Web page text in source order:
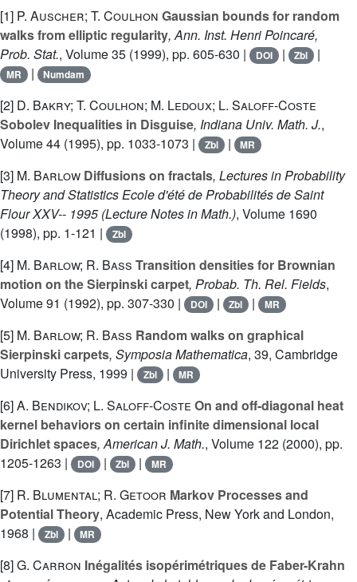
[1] P. Auscher; T. Coulhon Gaussian bounds for random
walks from elliptic regularity, Ann. Inst. Henri Poincaré,
Prob. Stat., Volume 35 (1999), pp. 605-630 | DOI | Zbl |
MR | Numdam
[2] D. Bakry; T. Coulhon; M. Ledoux; L. Saloff-Coste
Sobolev Inequalities in Disguise, Indiana Univ. Math. J.,
Volume 44 (1995), pp. 1033-1073 | Zbl | MR
[3] M. Barlow Diffusions on fractals, Lectures in Probability
Theory and Statistics Ecole d'été de Probabilités de Saint
Flour XXV-- 1995(Lecture Notes in Math.), Volume 1690
(1998), pp. 1-121 |
Zbl
[4] M. Barlow; R. Bass Transition densities for Brownian
motion on the Sierpinski carpet, Probab. Th. Rel. Fields,
Volume 91 (1992), pp. 307-330 | DOI | Zbl | MR
[5] M. Barlow; R. Bass Random walks on graphical
Sierpinski carpets, Symposia Mathematica, 39, Cambridge
University Press, 1999 |
Zbl | MR
[6]A. Bendikov; L. Saloff-Coste On and off-diagonal heat
kernel behaviors on certain infinite dimensional local
Dirichlet spaces, American J. Math., Volume 122 (2000), pp.
1205-1263 |
DOI | Zbl | MR
[7] R. Blumental; R. Getoor Markov Processes and
Potential Theory, Academic Press, New York and London,
1968 |
Zbl | MR
[8]G. Carron Inégalités isopérimétriques de Faber-Krahn